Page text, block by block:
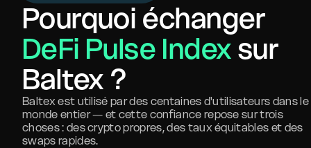
Pourquoi échanger
DeFi Pulse Indexsur
Baltex ?
Baltex est utilisé par des centaines d'utilisateurs dans le
monde entier — et cette confiance repose sur trois
choses : des crypto propres, des taux équitables et des
swaps rapides.